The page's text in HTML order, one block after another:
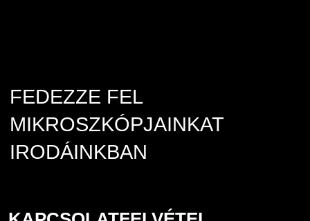
FEDEZZE FEL
MIKROSZKÓPJAINKAT
IRODÁINKBAN